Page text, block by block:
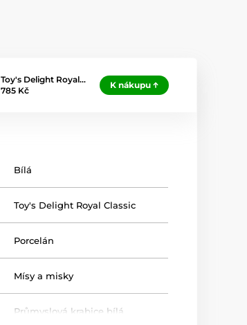
Toy's Delight Royal…
785 Kč
K nákupu
Bílá
Toy's Delight Royal Classic
Porcelán
Mísy a misky
Průmyslová krabice bílá